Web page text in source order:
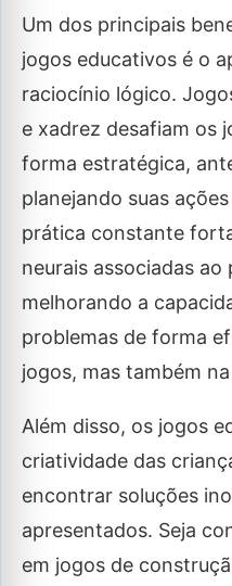
Um dos principais
jogos educativos é o
raciocínio lógico.
e xadrez desafiam os
forma estratégica,
planejando suas
prática constante
neurais associadas
melhorando a
problemas de forma
jogos, mas também
Além disso, os jogos
criatividade das
encontrar soluções
apresentados. Seja
em jogos de